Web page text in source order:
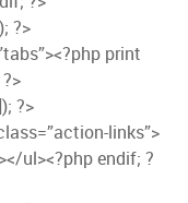
?>
print
?>
links”>
ul><?php endif; ?